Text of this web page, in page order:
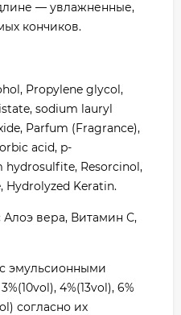
— увлажненные,
кончиков.
Propylene glycol,
sodium lauryl
Parfum (Fragrance),
acid, p-
hydrosulfite, Resorcinol,
Hydrolyzed Keratin.
Алоэ вера, Витамин С,
эмульсионными
4%(13vol), 6%
согласно их